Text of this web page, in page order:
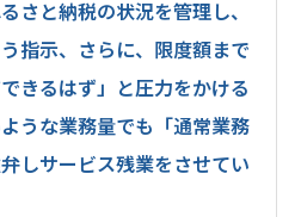
さと納税の状況を管理し、
指示、さらに、限度額まで
きるはず」と圧力をかける
うな業務量でも「通常業務
しサービス残業をさせてい